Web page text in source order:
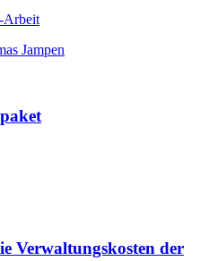
Arbeit
Jampen
Verwaltungskosten der